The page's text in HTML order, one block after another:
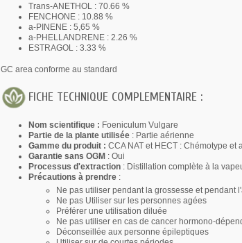
Trans-ANETHOL : 70.66 %
FENCHONE : 10.88 %
a-PINENE : 5,65 %
a-PHELLANDRENE : 2.26 %
ESTRAGOL : 3.33 %
GC area conforme au standard
FICHE TECHNIQUE COMPLEMENTAIRE :
Nom scientifique : Foeniculum Vulgare
Partie de la plante utilisée : Partie aérienne
Gamme du produit : CCA NAT et HECT : Chémotype
Garantie sans OGM : Oui
Processus d'extraction : Distillation complète à la
Précautions à prendre :
Ne pas utiliser pendant la grossesse et pendant
Ne pas Utiliser sur les personnes agées
Préférer une utilisation diluée
Ne pas utiliser en cas de cancer hormono-
Déconseillée aux personne épileptiques